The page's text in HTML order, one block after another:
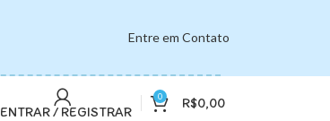
Entre em Contato
ENTRAR / REGISTRAR
0 R$0,00